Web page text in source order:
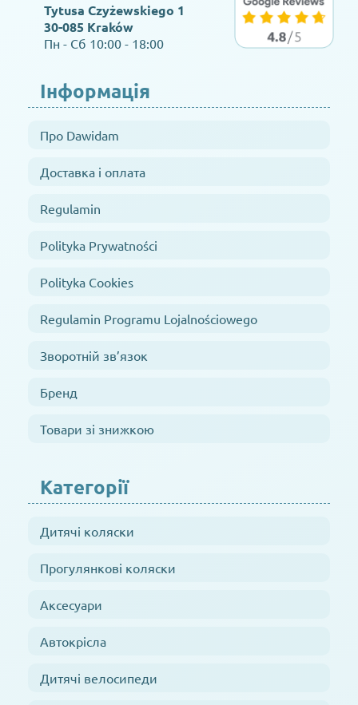
Tytusa Czyżewskiego 1
30-085 Kraków
Пн - Сб 10:00 - 18:00
Інформація
Про Dawidam
Доставка і оплата
Regulamin
Polityka Prywatności
Polityka Cookies
Regulamin Programu Lojalnościowego
Зворотній зв’язок
Бренд
Товари зі знижкою
Категорії
Дитячі коляски
Прогулянкові коляски
Аксесуари
Автокрісла
Дитячі велосипеди